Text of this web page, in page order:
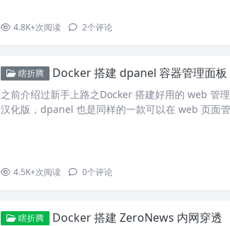
4.8K+次阅读 2个评论
瞎折腾 Docker 搭建 dpanel 容器管理面板
之前介绍过新手上路之Docker 搭建好用的 web 管
汉化版，dpanel 也是同样的一款可以在 web 页面
4.5K+次阅读 0个评论
瞎折腾 Docker 搭建 ZeroNews 内网穿透